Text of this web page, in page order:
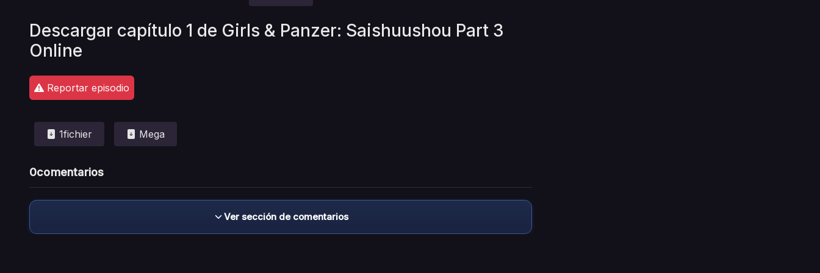
Descargar capítulo 1 de Girls & Panzer: Saishuushou Part 3
Online
Reportar episodio
1fichier Mega
0comentarios
Ver sección de comentarios